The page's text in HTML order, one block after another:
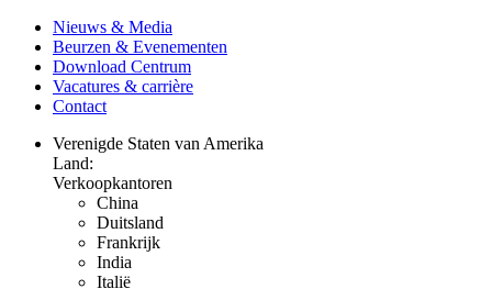
Nieuws & Media
Beurzen & Evenementen
Download Centrum
Vacatures & carrière
Contact
Verenigde Staten van Amerika
Land:
Verkoopkantoren
China
Duitsland
Frankrijk
India
Italië